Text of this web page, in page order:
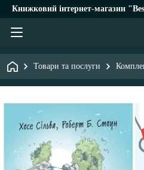
Книжковий інтернет-магазин
Товари та послуги